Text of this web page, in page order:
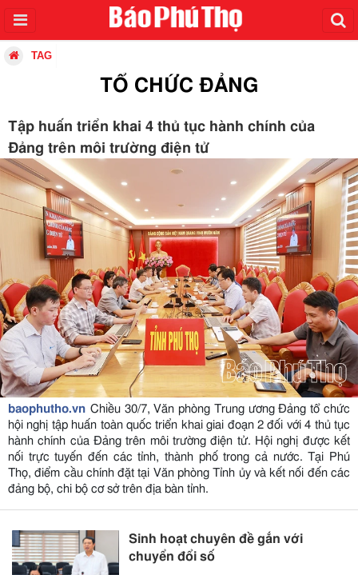
TAG
TỔ CHỨC ĐẢNG
Tập huấn triển khai 4 thủ tục hành chính của
Đảng trên môi trường điện tử
baophutho.vn Chiều 30/7, Văn phòng Trung ương Đảng tổ chức
hội nghị tập huấn toàn quốc triển khai giai đoạn 2 đối với 4 thủ tục
hành chính của Đảng trên môi trường điện tử. Hội nghị được kết
nối trực tuyến đến các tỉnh, thành phố trong cả nước. Tại Phú
Thọ, điểm cầu chính đặt tại Văn phòng Tỉnh ủy và kết nối đến các
đảng bộ, chi bộ cơ sở trên địa bàn tỉnh.
Sinh hoạt chuyên đề gắn với
chuyển đổi số